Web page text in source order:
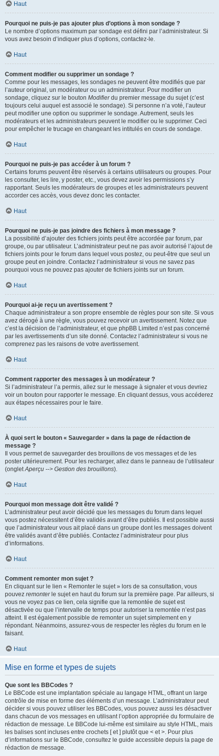
Haut
Pourquoi ne puis-je pas ajouter plus d’options à mon sondage ?
Le nombre d’options maximum par sondage est défini par l’administrateur. Si
vous avez besoin d’indiquer plus d’options, contactez-le.
Haut
Comment modifier ou supprimer un sondage ?
Comme pour les messages, les sondages ne peuvent être modifiés que par
l’auteur original, un modérateur ou un administrateur. Pour modifier un
sondage, cliquez sur le bouton Modifierdu premier message du sujet (c’est
toujours celui auquel est associé le sondage). Si personne n’a voté, l’auteur
peut modifier une option ou supprimer le sondage. Autrement, seuls les
modérateurs et les administrateurs peuvent le modifier ou le supprimer. Ceci
pour empêcher le trucage en changeant les intitulés en cours de sondage.
Haut
Pourquoi ne puis-je pas accéder à un forum ?
Certains forums peuvent être réservés à certains utilisateurs ou groupes. Pour
les consulter, les lire, y poster, etc., vous devez avoir les permissions s’y
rapportant. Seuls les modérateurs de groupes et les administrateurs peuvent
accorder ces accès, vous devez donc les contacter.
Haut
Pourquoi ne puis-je pas joindre des fichiers à mon message ?
La possibilité d’ajouter des fichiers joints peut être accordée par forum, par
groupe, ou par utilisateur. L’administrateur peut ne pas avoir autorisé l’ajout de
fichiers joints pour le forum dans lequel vous postez, ou peut-être que seul un
groupe peut en joindre. Contactez l’administrateur si vous ne savez pas
pourquoi vous ne pouvez pas ajouter de fichiers joints sur un forum.
Haut
Pourquoi ai-je reçu un avertissement ?
Chaque administrateur a son propre ensemble de règles pour son site. Si vous
avez dérogé à une règle, vous pouvez recevoir un avertissement. Notez que
c’est la décision de l’administrateur, et que phpBB Limited n’est pas concerné
par les avertissements d’un site donné. Contactez l’administrateur si vous ne
comprenez pas les raisons de votre avertissement.
Haut
Comment rapporter des messages à un modérateur ?
Si l’administrateur l’a permis, allez sur le message à signaler et vous devriez
voir un bouton pour rapporter le message. En cliquant dessus, vous accéderez
aux étapes nécessaires pour le faire.
Haut
À quoi sert le bouton « Sauvegarder » dans la page de rédaction de
message ?
Il vous permet de sauvegarder des brouillons de vos messages et de les
poster ultérieurement. Pour les recharger, allez dans le panneau de l’utilisateur
(ongletAperçu --> Gestion des brouillons).
Haut
Pourquoi mon message doit être validé ?
L’administrateur peut avoir décidé que les messages du forum dans lequel
vous postez nécessitent d’être validés avant d’être publiés. Il est possible aussi
que l’administrateur vous ait placé dans un groupe dont les messages doivent
être validés avant d’être publiés. Contactez l’administrateur pour plus
d’informations.
Haut
Comment remonter mon sujet ?
En cliquant sur le lien « Remonter le sujet » lors de sa consultation, vous
pouvez remonterle sujet en haut du forum sur la première page. Par ailleurs, si
vous ne voyez pas ce lien, cela signifie que la remontée de sujet est
désactivée ou que l’intervalle de temps pour autoriser la remontée n’est pas
atteint. Il est également possible de remonter un sujet simplement en y
répondant. Néanmoins, assurez-vous de respecter les règles du forum en le
faisant.
Haut
Mise en forme et types de sujets
Que sont les BBCodes ?
Le BBCode est une implantation spéciale au langage HTML, offrant un large
contrôle de mise en forme des éléments d’un message. L’administrateur peut
décider si vous pouvez utiliser les BBCodes, vous pouvez aussi les désactiver
dans chacun de vos messages en utilisant l’option appropriée du formulaire de
rédaction de message. Le BBCode lui-même est similaire au style HTML, mais
les balises sont incluses entre crochets [ et ] plutôt que < et >. Pour plus
d’informations sur le BBCode, consultez le guide accessible depuis la page de
rédaction de message.